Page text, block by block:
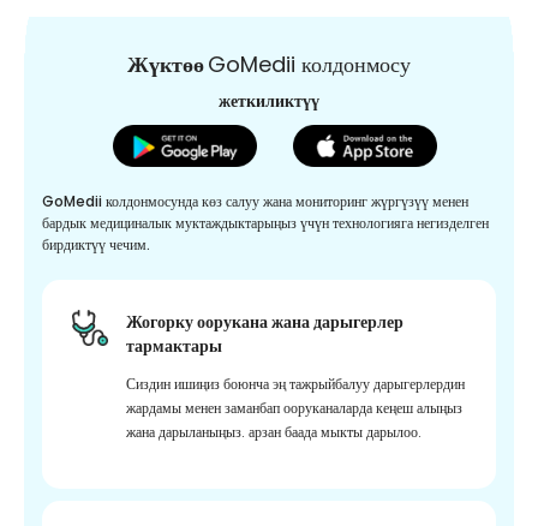
ЖүктөөGoMedii колдонмосу
жеткиликтүү
GoMedii колдонмосунда көз салуу жана мониторинг жүргүзүү менен
бардык медициналык муктаждыктарыңыз үчүн технологияга негизделген
бирдиктүү чечим.
Жогорку оорукана жана дарыгерлер
тармактары
Сиздин ишиңиз боюнча эң тажрыйбалуу дарыгерлердин
жардамы менен заманбап ооруканаларда кеңеш алыңыз
жана дарыланыңыз. арзан баада мыкты дарылоо.